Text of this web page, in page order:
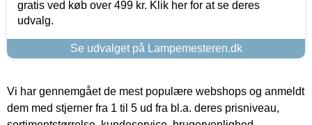
gratis ved køb over 499 kr. Klik her for at se deres
udvalg.
Se udvalget på Lampemesteren.dk
Vi har gennemgået de mest populære webshops og anmeldt
dem med stjerner fra 1 til 5 ud fra bl.a. deres prisniveau,